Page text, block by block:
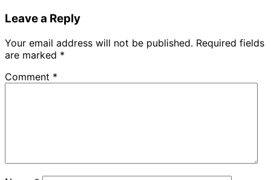
Leave a Reply
Your email address will not be published. Required fields
are marked *
Comment *